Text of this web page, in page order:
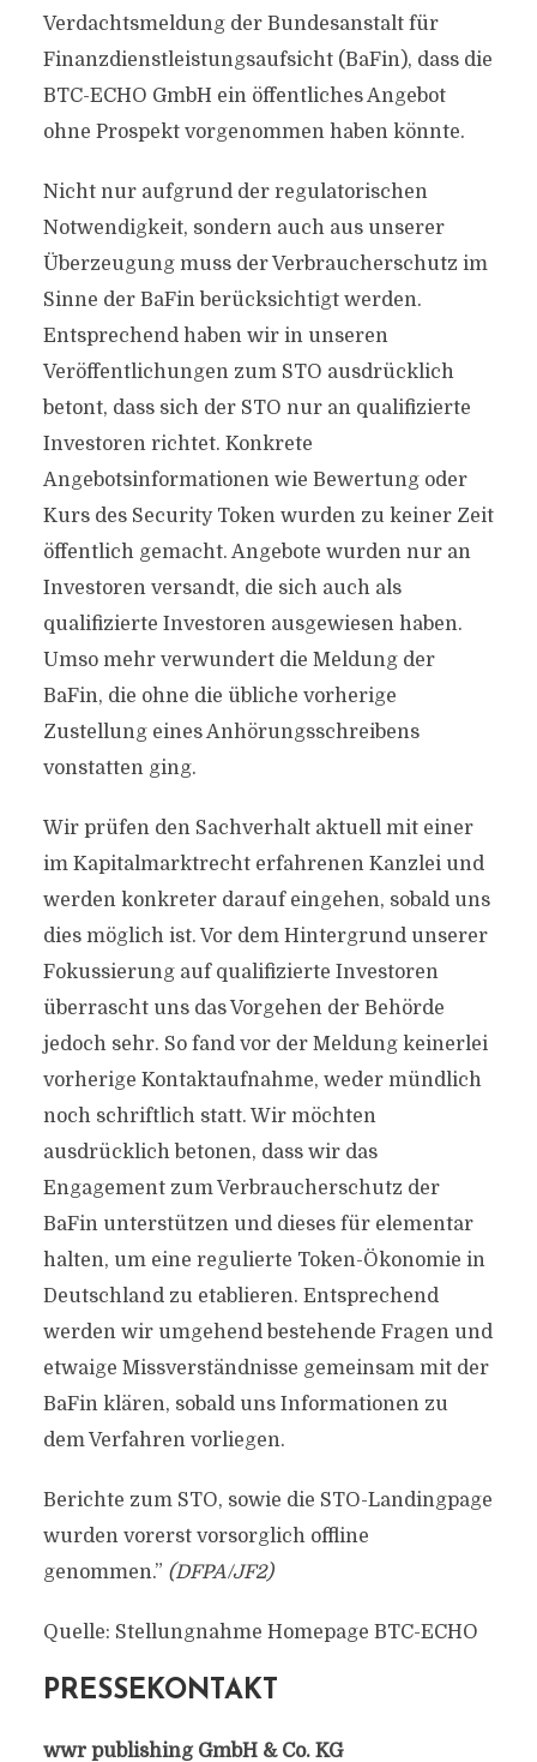
Verdachtsmeldung der Bundesanstalt für
Finanzdienstleistungsaufsicht (BaFin), dass die
BTC-ECHO GmbH ein öffentliches Angebot
ohne Prospekt vorgenommen haben könnte.
Nicht nur aufgrund der regulatorischen
Notwendigkeit, sondern auch aus unserer
Überzeugung muss der Verbraucherschutz im
Sinne der BaFin berücksichtigt werden.
Entsprechend haben wir in unseren
Veröffentlichungen zum STO ausdrücklich
betont, dass sich der STO nur an qualifizierte
Investoren richtet. Konkrete
Angebotsinformationen wie Bewertung oder
Kurs des Security Token wurden zu keiner Zeit
öffentlich gemacht. Angebote wurden nur an
Investoren versandt, die sich auch als
qualifizierte Investoren ausgewiesen haben.
Umso mehr verwundert die Meldung der
BaFin, die ohne die übliche vorherige
Zustellung eines Anhörungsschreibens
vonstatten ging.
Wir prüfen den Sachverhalt aktuell mit einer
im Kapitalmarktrecht erfahrenen Kanzlei und
werden konkreter darauf eingehen, sobald uns
dies möglich ist. Vor dem Hintergrund unserer
Fokussierung auf qualifizierte Investoren
überrascht uns das Vorgehen der Behörde
jedoch sehr. So fand vor der Meldung keinerlei
vorherige Kontaktaufnahme, weder mündlich
noch schriftlich statt. Wir möchten
ausdrücklich betonen, dass wir das
Engagement zum Verbraucherschutz der
BaFin unterstützen und dieses für elementar
halten, um eine regulierte Token-Ökonomie in
Deutschland zu etablieren. Entsprechend
werden wir umgehend bestehende Fragen und
etwaige Missverständnisse gemeinsam mit der
BaFin klären, sobald uns Informationen zu
dem Verfahren vorliegen.
Berichte zum STO, sowie die STO-Landingpage
wurden vorerst vorsorglich offline
genommen.” (DFPA/JF2)
Quelle: Stellungnahme Homepage BTC-ECHO
PRESSEKONTAKT
wwr publishing GmbH & Co. KG